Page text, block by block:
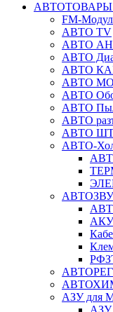
АВТОТОВАРЫ
FM-
АВТО TV
АВТО
АВТО
АВТО
АВТО
АВТО
АВТО
АВТО
АВТО
АВТО-
АЗУ для
АЗУ